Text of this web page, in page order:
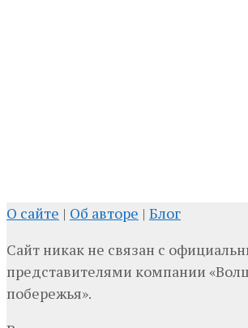
О сайте | Об авторе | Блог
Сайт никак не связан с
представителями компании
побережья».